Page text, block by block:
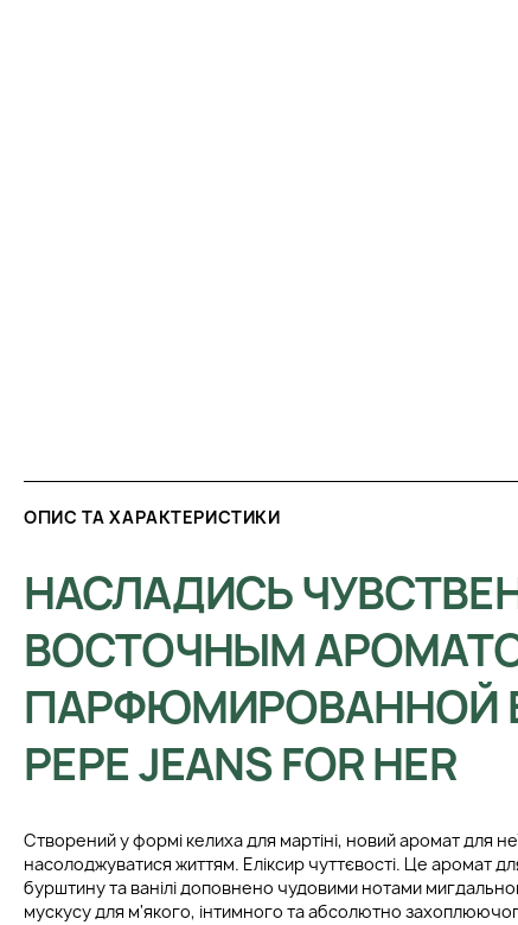
ОПИС ТА ХАРАКТЕРИСТИКИ
НАСЛАДИСЬ
ВОСТОЧНЫМ
ПАРФЮМИРОВАННОЙ
PEPE JEANS FOR HER
Створений у формі келиха для мартіні, новий аромат для
насолоджуватися життям. Еліксир чуттєвості. Це аромат
бурштину та ванілі доповнено чудовими нотами
мускусу для м'якого, інтимного та абсолютно